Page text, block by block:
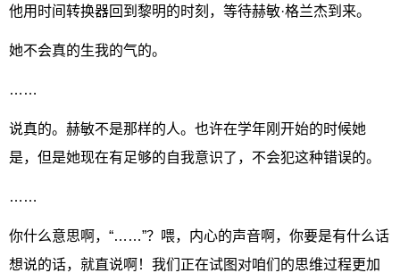
他用时间转换器回到黎明的时刻，等待赫敏·格兰杰到来。
她不会真的生我的气的。
……
说真的。赫敏不是那样的人。也许在学年刚开始的时候她
是，但是她现在有足够的自我意识了，不会犯这种错误的。
……
你什么意思啊，“……”？喂，内心的声音啊，你要是有什么话
想说的话，就直说啊！我们正在试图对咱们的思维过程更加